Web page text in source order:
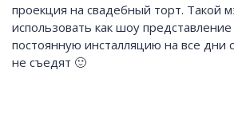
проекция на свадебный торт. Такой
использовать как шоу представление
постоянную инсталляцию на все дни
не съедят 🙂